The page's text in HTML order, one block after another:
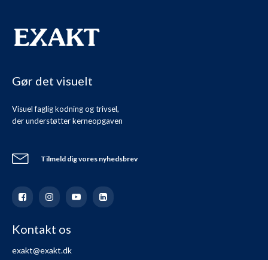
Gør det visuelt
Visuel faglig kodning og trivsel,
der understøtter kerneopgaven
Tilmeld dig vores nyhedsbrev
Kontakt os
exakt@exakt.dk